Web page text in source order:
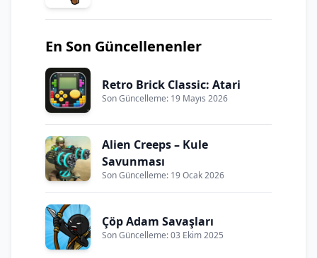
En Son Güncellenenler
Retro Brick Classic: Atari
Son Güncelleme: 19 Mayıs 2026
Alien Creeps – Kule
Savunması
Son Güncelleme: 19 Ocak 2026
Çöp Adam Savaşları
Son Güncelleme: 03 Ekim 2025